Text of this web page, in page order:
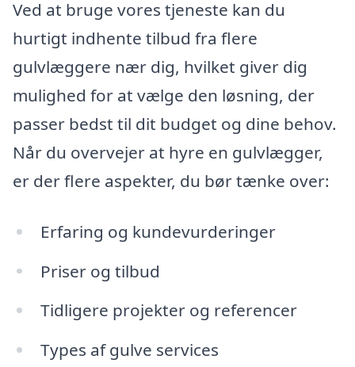
Ved at bruge vores tjeneste kan du
hurtigt indhente tilbud fra flere
gulvlæggere nær dig, hvilket giver dig
mulighed for at vælge den løsning, der
passer bedst til dit budget og dine behov.
Når du overvejer at hyre en gulvlægger,
er der flere aspekter, du bør tænke over:
Erfaring og kundevurderinger
Priser og tilbud
Tidligere projekter og referencer
Types af gulve services